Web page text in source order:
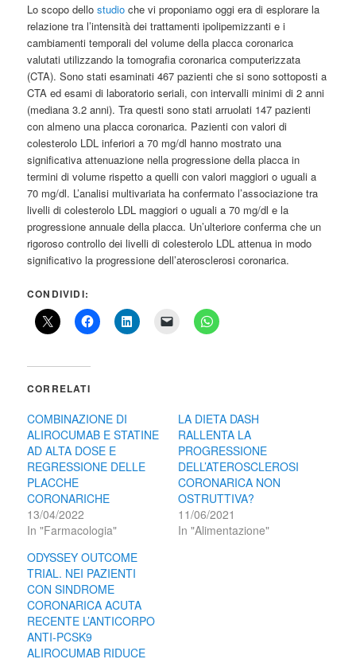
Lo scopo dellostudio che vi proponiamo oggi era di esplorare la
relazione tra l’intensità dei trattamenti ipolipemizzanti e i
cambiamenti temporali del volume della placca coronarica
valutati utilizzando la tomografia coronarica computerizzata
(CTA). Sono stati esaminati 467 pazienti che si sono sottoposti a
CTA ed esami di laboratorio seriali, con intervalli minimi di 2 anni
(mediana 3.2 anni). Tra questi sono stati arruolati 147 pazienti
con almeno una placca coronarica. Pazienti con valori di
colesterolo LDL inferiori a 70 mg/dl hanno mostrato una
significativa attenuazione nella progressione della placca in
termini di volume rispetto a quelli con valori maggiori o uguali a
70 mg/dl. L’analisi multivariata ha confermato l’associazione tra
livelli di colesterolo LDL maggiori o uguali a 70 mg/dl e la
progressione annuale della placca. Un’ulteriore conferma che un
rigoroso controllo dei livelli di colesterolo LDL attenua in modo
significativo la progressione dell’aterosclerosi coronarica.
CONDIVIDI:
CORRELATI
COMBINAZIONE DI
ALIROCUMAB E STATINE
AD ALTA DOSE E
REGRESSIONE DELLE
PLACCHE
CORONARICHE
13/04/2022
In "Farmacologia"
LA DIETA DASH
RALLENTA LA
PROGRESSIONE
DELL’ATEROSCLEROSI
CORONARICA NON
OSTRUTTIVA?
11/06/2021
In "Alimentazione"
ODYSSEY OUTCOME
TRIAL. NEI PAZIENTI
CON SINDROME
CORONARICA ACUTA
RECENTE L’ANTICORPO
ANTI-PCSK9
ALIROCUMAB RIDUCE